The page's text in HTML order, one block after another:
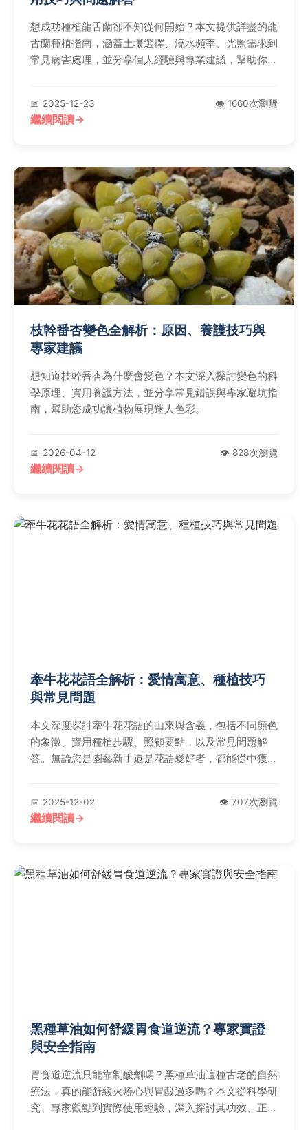
想成功種植龍舌蘭卻不知從何開始？本文提供詳盡的龍
舌蘭種植指南，涵蓋土壤選擇、澆水頻率、光照需求到
常見病害處理，並分享個人經驗與專業建議，幫助你輕
📅 2025-12-23 👁️ 1660次瀏覽
繼續閱讀
枝幹番杏變色全解析：原因、養護技巧與
專家建議
想知道枝幹番杏為什麼會變色？本文深入探討變色的科
學原理、實用養護方法，並分享常見錯誤與專家避坑指
南，幫助您成功讓植物展現迷人色彩。
📅 2026-04-12 👁️ 828次瀏覽
繼續閱讀
牽牛花花語全解析：愛情寓意、種植技巧
與常見問題
本文深度探討牽牛花花語的由來與含義，包括不同顏色
的象徵、實用種植步驟、照顧要點，以及常見問題解
答。無論您是園藝新手還是花語愛好者，都能從中獲得
📅 2025-12-02 👁️ 707次瀏覽
繼續閱讀
黑種草油如何舒緩胃食道逆流？專家實證
與安全指南
胃食道逆流只能靠制酸劑嗎？黑種草油這種古老的自然
療法，真的能舒緩火燒心與胃酸過多嗎？本文從科學研
究、專家觀點到實際使用經驗，深入探討其功效、正確